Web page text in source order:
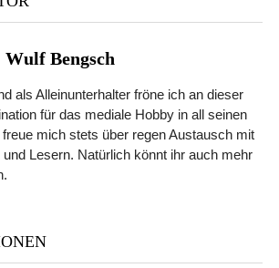
Wulf Bengsch
als Alleinunterhalter fröne ich an dieser
für das mediale Hobby in all seinen
mich stets über regen Austausch mit
Lesern. Natürlich könnt ihr auch mehr